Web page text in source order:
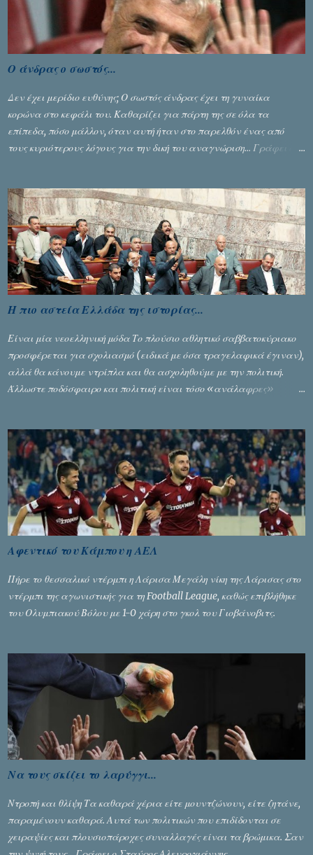
Ο άνδρας ο σωστός...
Δεν έχει μερίδιο ευθύνης; Ο σωστός άνδρας έχει τη γυναίκα
κορώνα στο κεφάλι του. Καθαρίζει για πάρτη της σε όλα τα
επίπεδα, πόσο μάλλον, όταν αυτή ήταν στο παρελθόν ένας από
τους κυριότερους λόγους για την δική του αναγνώριση... Γράφει ο
Η πιο αστεία Ελλάδα της ιστορίας...
Είναι μία νεοελληνική μόδα Το πλούσιο αθλητικό σαββατοκύριακο
προσφέρεται για σχολιασμό (ειδικά με όσα τραγελαφικά έγιναν),
αλλά θα κάνουμε ντρίπλα και θα ασχοληθούμε με την πολιτική.
Άλλωστε ποδόσφαιρο και πολιτική είναι τόσο «ανάλαφρες»
Αφεντικό του Κάμπου η ΑΕΛ
Πήρε το θεσσαλικό ντέρμπι η Λάρισα Μεγάλη νίκη της Λάρισας στο
ντέρμπι της αγωνιστικής για τη Football League, καθώς επιβλήθηκε
του Ολυμπιακού Βόλου με 1-0 χάρη στο γκολ του Γιοβάνοβιτς.
Να τους σκίζει το λαρύγγι...
Ντροπή και θλίψη Τα καθαρά χέρια είτε μουντζώνουν, είτε ζητάνε,
παραμένουν καθαρά. Αυτά των πολιτικών που επιδίδονται σε
χειραψίες και πλουσιοπάροχες συναλλαγές είναι τα βρώμικα. Σαν